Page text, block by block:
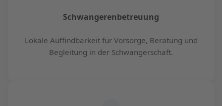
Schwangerenbetreuung
Lokale Auffindbarkeit für Vorsorge, Beratung und
Begleitung in der Schwangerschaft.